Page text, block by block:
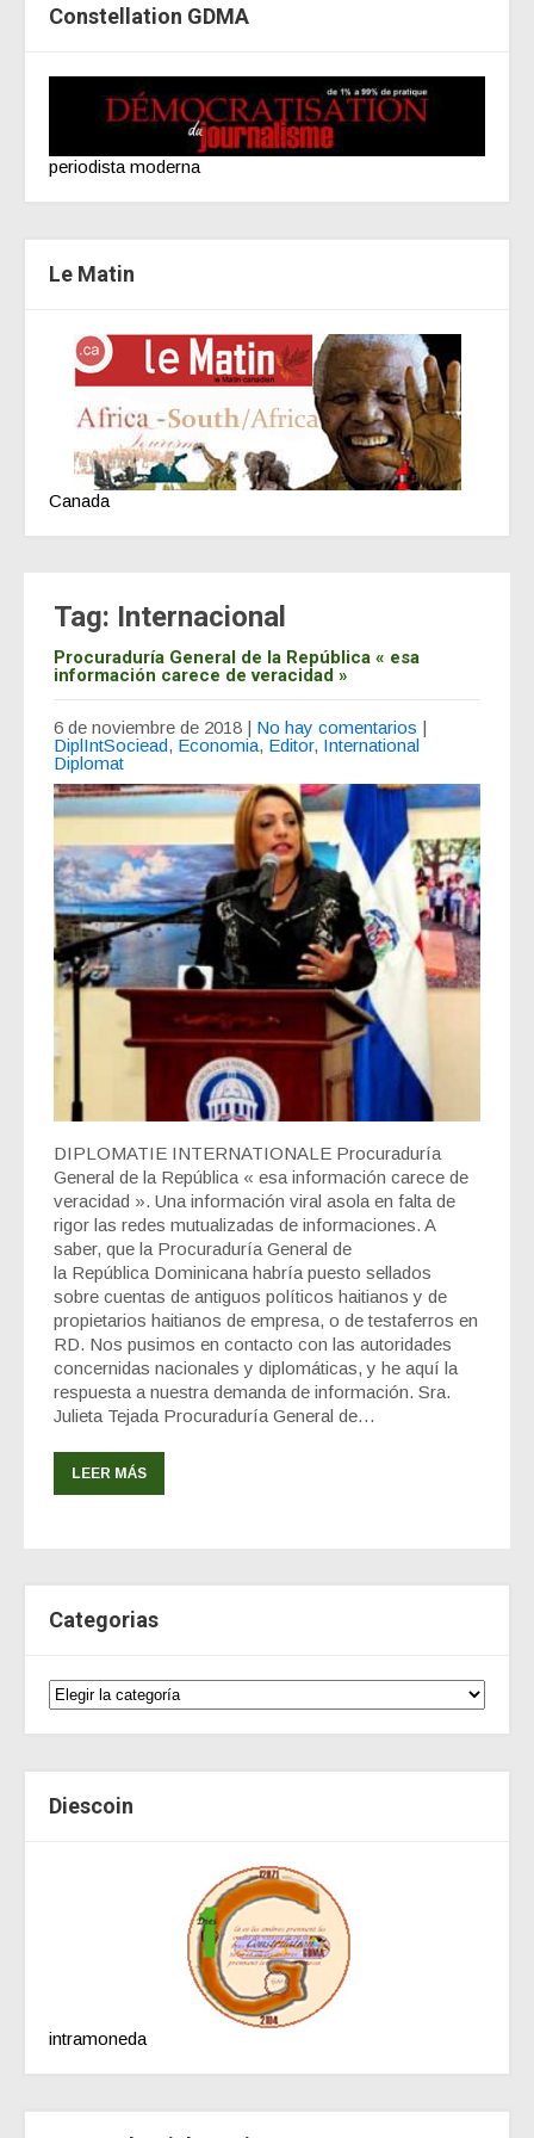
Constellation GDMA
periodista moderna
Le Matin
Canada
Tag: Internacional
Procuraduría General de la República « esa
información carece de veracidad »
6 de noviembre de 2018 | No hay comentarios |
DiplIntSociead, Economia, Editor, International
Diplomat
DIPLOMATIE INTERNATIONALE Procuraduría
General de la República « esa información carece de
veracidad ». Una información viral asola en falta de
rigor las redes mutualizadas de informaciones. A
saber, que la Procuraduría General de
la República Dominicana habría puesto sellados
sobre cuentas de antiguos políticos haitianos y de
propietarios haitianos de empresa, o de testaferros en
RD. Nos pusimos en contacto con las autoridades
concernidas nacionales y diplomáticas, y he aquí la
respuesta a nuestra demanda de información. Sra.
Julieta Tejada Procuraduría General de…
LEER MÁS
Categorias
Diescoin
intramoneda